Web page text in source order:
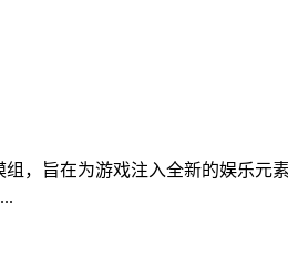
，旨在为游戏注入全新的娱乐